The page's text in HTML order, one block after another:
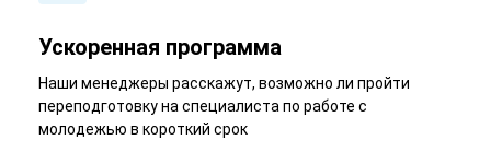
Ускоренная программа
Наши менеджеры расскажут, возможно ли пройти
переподготовку на специалиста по работе с
молодежью в короткий срок